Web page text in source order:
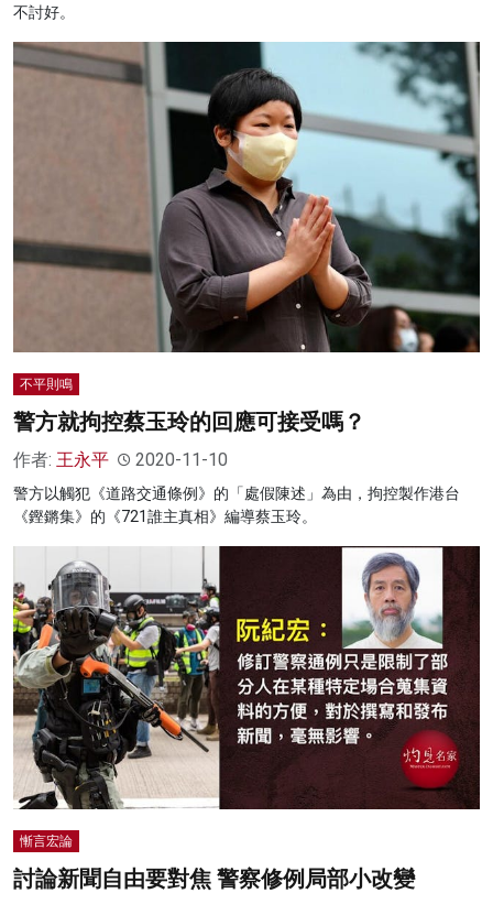
不討好。
不平則鳴
警方就拘控蔡玉玲的回應可接受嗎？
作者: 王永平 2020-11-10
警方以觸犯《道路交通條例》的「處假陳述」為由，拘控製作港台
《鏗鏘集》的《721誰主真相》編導蔡玉玲。
慚言宏論
討論新聞自由要對焦 警察修例局部小改變